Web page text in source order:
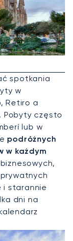
Do
spotkania
w
Retiro a
Pobyty często
lub w
podróżnych
w każdym
i starannie
dni na